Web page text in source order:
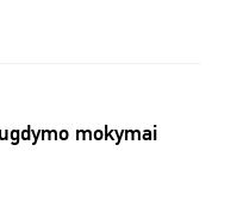
mokymai